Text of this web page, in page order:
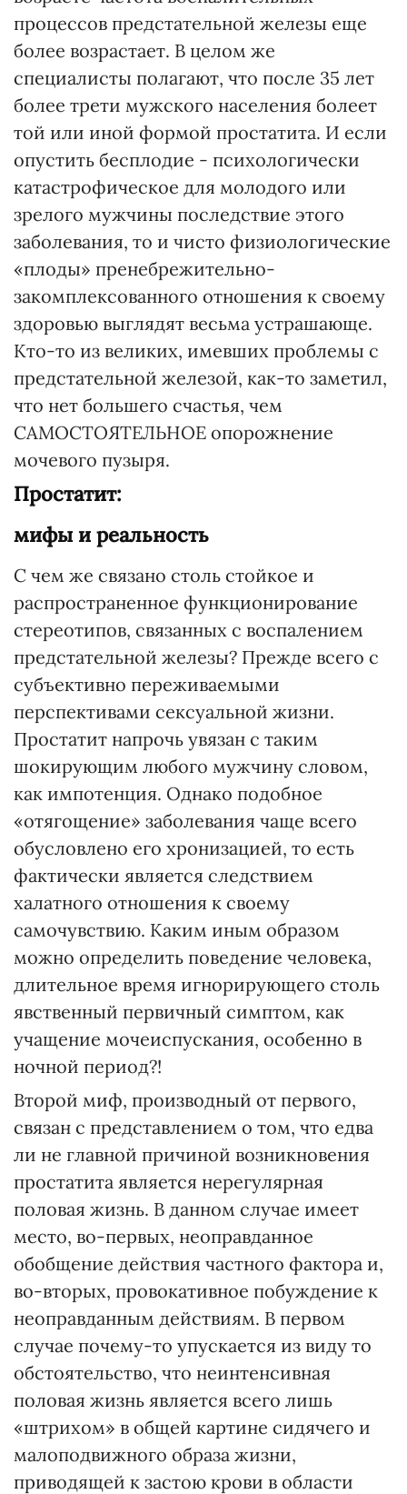
процессов предстательной железы еще
более возрастает. В целом же
специалисты полагают, что после 35 лет
более трети мужского населения болеет
той или иной формой простатита. И если
опустить бесплодие - психологически
катастрофическое для молодого или
зрелого мужчины последствие этого
заболевания, то и чисто физиологические
«плоды» пренебрежительно-
закомплексованного отношения к своему
здоровью выглядят весьма устрашающе.
Кто-то из великих, имевших проблемы с
предстательной железой, как-то заметил,
что нет большего счастья, чем
САМОСТОЯТЕЛЬНОЕ опорожнение
мочевого пузыря.
Простатит:
мифы и реальность
С чем же связано столь стойкое и
распространенное функционирование
стереотипов, связанных с воспалением
предстательной железы? Прежде всего с
субъективно переживаемыми
перспективами сексуальной жизни.
Простатит напрочь увязан с таким
шокирующим любого мужчину словом,
как импотенция. Однако подобное
«отягощение» заболевания чаще всего
обусловлено его хронизацией, то есть
фактически является следствием
халатного отношения к своему
самочувствию. Каким иным образом
можно определить поведение человека,
длительное время игнорирующего столь
явственный первичный симптом, как
учащение мочеиспускания, особенно в
ночной период?!
Второй миф, производный от первого,
связан с представлением о том, что едва
ли не главной причиной возникновения
простатита является нерегулярная
половая жизнь. В данном случае имеет
место, во-первых, неоправданное
обобщение действия частного фактора и,
во-вторых, провокативное побуждение к
неоправданным действиям. В первом
случае почему-то упускается из виду то
обстоятельство, что неинтенсивная
половая жизнь является всего лишь
«штрихом» в общей картине сидячего и
малоподвижного образа жизни,
приводящей к застою крови в области